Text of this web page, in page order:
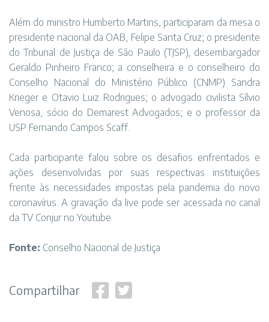
Além do ministro Humberto Martins, participaram da mesa o
presidente nacional da OAB, Felipe Santa Cruz; o presidente
do Tribunal de Justiça de São Paulo (TJSP), desembargador
Geraldo Pinheiro Franco; a conselheira e o conselheiro do
Conselho Nacional do Ministério Público (CNMP) Sandra
Krieger e Otavio Luiz Rodrigues; o advogado civilista Sílvio
Venosa, sócio do Demarest Advogados; e o professor da
USP Fernando Campos Scaff.
Cada participante falou sobre os desafios enfrentados e
ações desenvolvidas por suas respectivas instituições
frente às necessidades impostas pela pandemia do novo
coronavírus. A gravação da live pode ser acessada no canal
da TV Conjur no Youtube.
Fonte: Conselho Nacional de Justiça
Compartilhar